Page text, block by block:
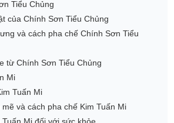
Tiểu Chủng
của Chính Sơn Tiểu Chủng
và cách pha chế Chính Sơn Tiểu
từ Chính Sơn Tiểu Chủng
Mi
Tuấn Mi
và cách pha chế Kim Tuấn Mi